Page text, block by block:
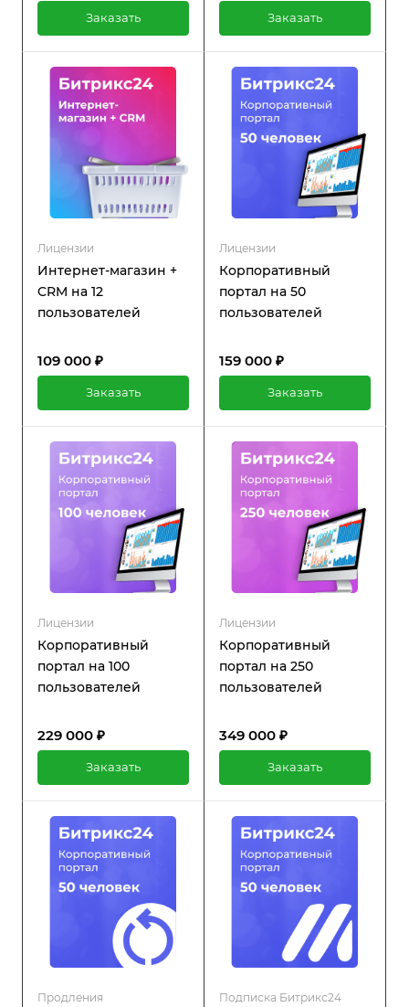
техническую поддержку и
обновления.
Заказать Заказать
Лицензии
Интернет-магазин +
CRM на 12
пользователей
109 000 ₽
Заказать
Лицензии
Корпоративный
портал на 50
пользователей
159 000 ₽
Заказать
Лицензии
Корпоративный
портал на 100
пользователей
229 000 ₽
Заказать
Лицензии
Корпоративный
портал на 250
пользователей
349 000 ₽
Заказать
Продления
Подписка Битрикс24